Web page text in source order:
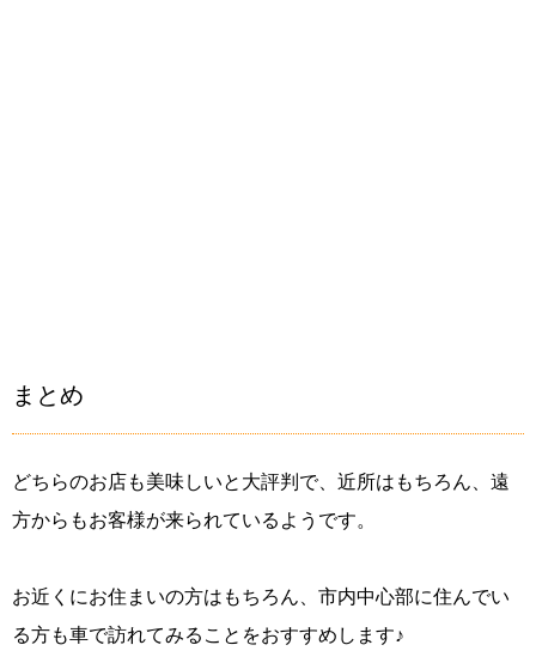
まとめ
どちらのお店も美味しいと大評判で、近所はもちろん、遠
方からもお客様が来られているようです。
お近くにお住まいの方はもちろん、市内中心部に住んでい
る方も車で訪れてみることをおすすめします♪